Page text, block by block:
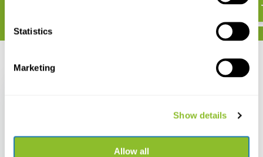
Statistics
Marketing
Show details
Allow all
Recent bekeken